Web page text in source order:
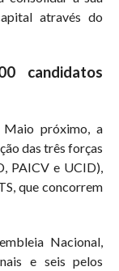
através do
candidatos
Maio próximo, a
das três forças
PAICV e UCID),
que concorrem
Nacional,
e seis pelos